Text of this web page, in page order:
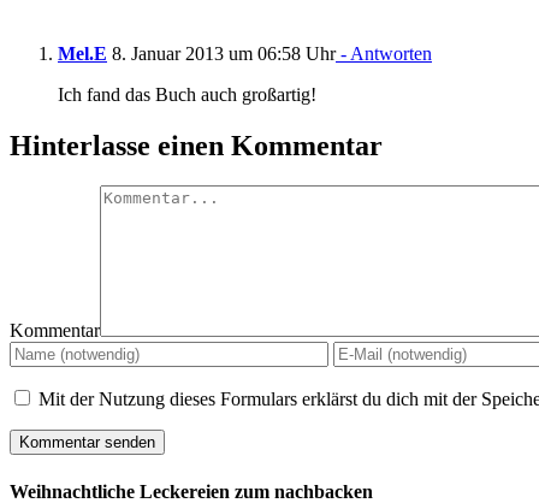
Mel.E 8. Januar 2013 um 06:58 Uhr- Antworten
Ich fand das Buch auch großartig!
Hinterlasse einen Kommentar
Kommentar
Mit der Nutzung dieses Formulars erklärst du dich mit der
Weihnachtliche Leckereien zum nachbacken